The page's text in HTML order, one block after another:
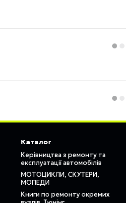
Каталог
Керівництва з ремонту та
експлуатації автомобілів
МОТОЦИКЛИ, СКУТЕРИ,
МОПЕДИ
Книги по ремонту окремих